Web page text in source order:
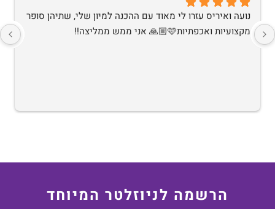
נועה ואיריס עזרו לי מאוד עם ההכנה למיון שלי, שתיהן סופר
מקצועיות ואכפתיות🩷🙏🏼 אני ממש ממליצה!!
הרשמה לניוזלטר המיוחד